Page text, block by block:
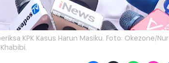
KPK Kasus Harun Masiku. Foto: Okezone/Nur
Khabibi.